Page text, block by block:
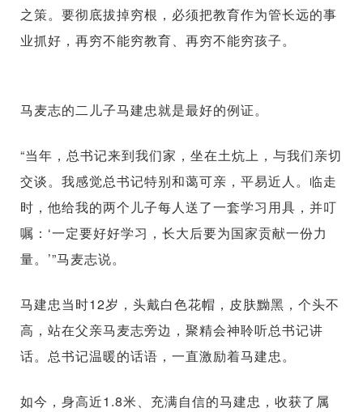
之策。要彻底拔掉穷根，必须把教育作为管长远的事
业抓好，再穷不能穷教育、再穷不能穷孩子。
马麦志的二儿子马建忠就是最好的例证。
“当年，总书记来到我们家，坐在土炕上，与我们亲切
交谈。我感觉总书记特别和蔼可亲，平易近人。临走
时，他给我的两个儿子每人送了一套学习用具，并叮
嘱：‘一定要好好学习，长大后要为国家贡献一份力
量。’”马麦志说。
马建忠当时12岁，头戴白色花帽，皮肤黝黑，个头不
高，站在父亲马麦志旁边，聚精会神聆听总书记讲
话。总书记温暖的话语，一直激励着马建忠。
如今，身高近1.8米、充满自信的马建忠，收获了属